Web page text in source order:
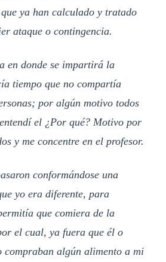
ya han calculado y tratado
ataque o contingencia.
donde se impartirá la
tiempo que no compartía
por algún motivo todos
el ¿Por qué? Motivo por
y me concentre en el profesor.
conformándose una
yo era diferente, para
que comiera de la
el cual, ya fuera que él o
compraban algún alimento a mi